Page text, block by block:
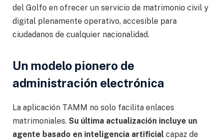
del Golfo en ofrecer un servicio de matrimonio civil y
digital plenamente operativo, accesible para
ciudadanos de cualquier nacionalidad.
Un modelo pionero de
administración electrónica
La aplicación TAMM no solo facilita enlaces
matrimoniales. Su última actualización incluye un
agente basado en inteligencia artificial capaz de